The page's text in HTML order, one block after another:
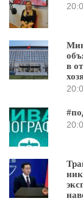
в